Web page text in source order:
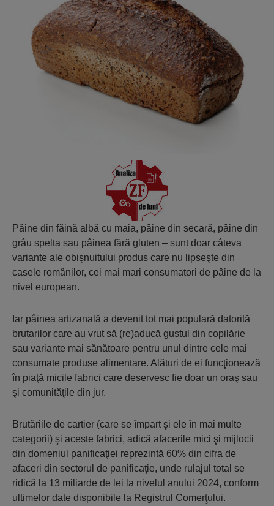
Pâine din făină albă cu maia, pâine din secară, pâine din
grâu spelta sau pâinea fără gluten – sunt doar câteva
variante ale obişnuitului produs care nu lipseşte din
casele românilor, cei mai mari consumatori de pâine de la
nivel european.
Iar pâinea artizanală a devenit tot mai populară datorită
brutarilor care au vrut să (re)aducă gustul din copilărie
sau variante mai sănătoare pentru unul dintre cele mai
consumate produse alimentare. Alături de ei funcţionează
în piaţă micile fabrici care deservesc fie doar un oraş sau
şi comu­nităţile din jur.
Brutăriile de cartier (care se împart şi ele în mai multe
categorii) şi aceste fabrici, adică afacerile mici şi mijlocii
din domeniul panifi­caţiei reprezintă 60% din cifra de
afaceri din sectorul de panificaţie, unde rulajul total se
ridică la 13 miliarde de lei la nivelul anului 2024, conform
ultimelor date disponibile la Registrul Comerţului.